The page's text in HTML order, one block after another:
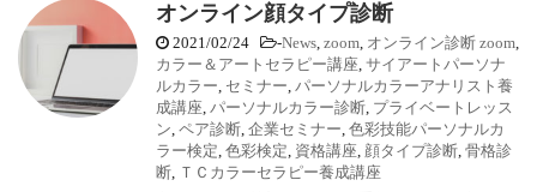
オンライン顔タイプ診断
2021/02/24 -News, zoom, オンライン診断 zoom,
カラー＆アートセラピー講座, サイアートパーソナ
ルカラー, セミナー, パーソナルカラーアナリスト養
成講座, パーソナルカラー診断, プライベートレッス
ン, ペア診断, 企業セミナー, 色彩技能パーソナルカ
ラー検定, 色彩検定, 資格講座, 顔タイプ診断, 骨格診
断, ＴＣカラーセラピー養成講座